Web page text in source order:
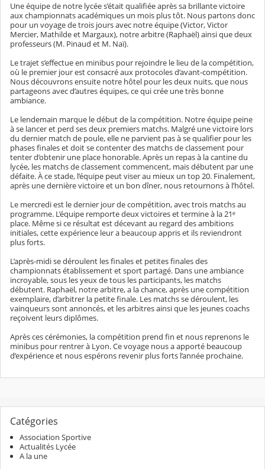
Une équipe de notre lycée s’était qualifiée après sa brillante victoire
aux championnats académiques un mois plus tôt. Nous partons donc
pour un voyage de trois jours avec notre équipe (Victor, Victor
Mercier, Mathilde et Margaux), notre arbitre (Raphaël) ainsi que deux
professeurs (M. Pinaud et M. Naï).
Le trajet s’effectue en minibus pour rejoindre le lieu de la compétition,
où le premier jour est consacré aux protocoles d’avant-compétition.
Nous découvrons ensuite notre hôtel pour les deux nuits, que nous
partageons avec d’autres équipes, ce qui crée une très bonne
ambiance.
Le lendemain marque le début de la compétition. Notre équipe peine
à se lancer et perd ses deux premiers matchs. Malgré une victoire lors
du dernier match de poule, elle ne parvient pas à se qualifier pour les
phases finales et doit se contenter des matchs de classement pour
tenter d’obtenir une place honorable. Après un repas à la cantine du
lycée, les matchs de classement commencent, mais débutent par une
défaite. À ce stade, l’équipe peut viser au mieux un top 20. Finalement,
après une dernière victoire et un bon dîner, nous retournons à l’hôtel.
Le mercredi est le dernier jour de compétition, avec trois matchs au
programme. L’équipe remporte deux victoires et termine à la 21ᵉ
place. Même si ce résultat est décevant au regard des ambitions
initiales, cette expérience leur a beaucoup appris et ils reviendront
plus forts.
L’après-midi se déroulent les finales et petites finales des
championnats établissement et sport partagé. Dans une ambiance
incroyable, sous les yeux de tous les participants, les matchs
débutent. Raphaël, notre arbitre, a la chance, après une compétition
exemplaire, d’arbitrer la petite finale. Les matchs se déroulent, les
vainqueurs sont annoncés, et les arbitres ainsi que les jeunes coachs
reçoivent leurs diplômes.
Après ces cérémonies, la compétition prend fin et nous reprenons le
minibus pour rentrer à Lyon. Ce voyage nous a apporté beaucoup
d’expérience et nous espérons revenir plus forts l’année prochaine.
Catégories
Association Sportive
Actualités Lycée
A la une